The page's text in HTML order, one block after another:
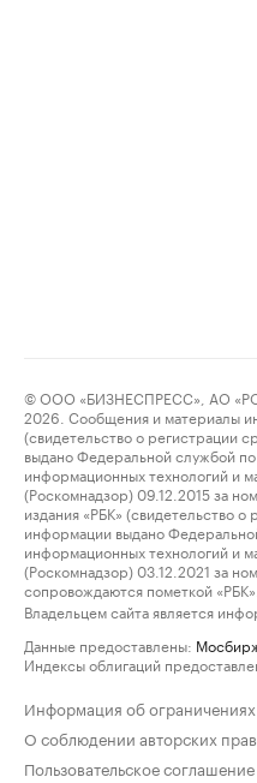
© ООО «БИЗНЕСПРЕСС», АО
2026. Сообщения и материалы
(свидетельство о регистрации
выдано Федеральной службой
информационных технологий и
(Роскомнадзор) 09.12.2015 за
издания «РБК» (свидетельство
информации выдано
информационных технологий и
(Роскомнадзор) 03.12.2021 за
сопровождаются пометкой «РБК».
Владельцем сайта является
Данные предоставлены:
Индексы облигаций
Информация об ограничениях
О соблюдении авторских прав
Пользовательское соглашение